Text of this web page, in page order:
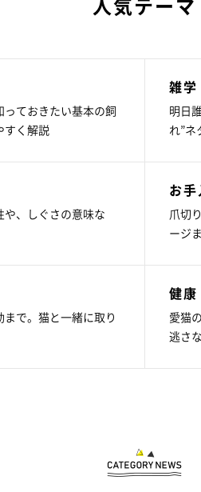
ておきたい基本の飼
すく解説
雑
明日
れ”ネ
、しぐさの意味な
お
爪切
ージ
で。猫と一緒に取り
健康
愛猫
逃さ